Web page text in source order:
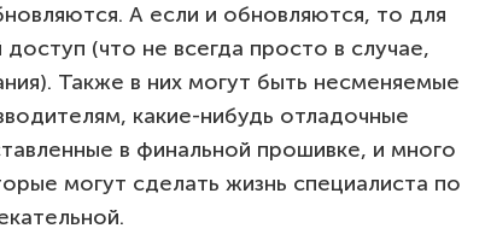
А если и обновляются, то для
(что не всегда просто в случае,
Также в них могут быть несменяемые
какие-нибудь отладочные
в финальной прошивке, и много
могут сделать жизнь специалиста по